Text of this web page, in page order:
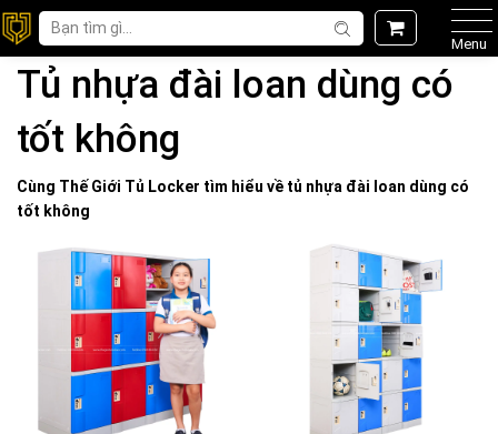
Menu
Tủ nhựa đài loan dùng có
tốt không
Cùng Thế Giới Tủ Locker tìm hiểu về tủ nhựa đài loan dùng có
tốt không